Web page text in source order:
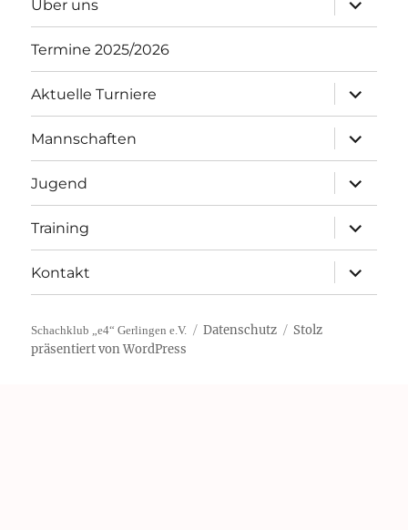
Über uns
öffnen
Termine 2025/2026
Aktuelle Turniere
öffnen
Mannschaften
öffnen
Jugend
öffnen
Training
öffnen
Kontakt
öffnen
Schachklub „e4“ Gerlingen e.V. Datenschutz
Stolz
präsentiert von WordPress